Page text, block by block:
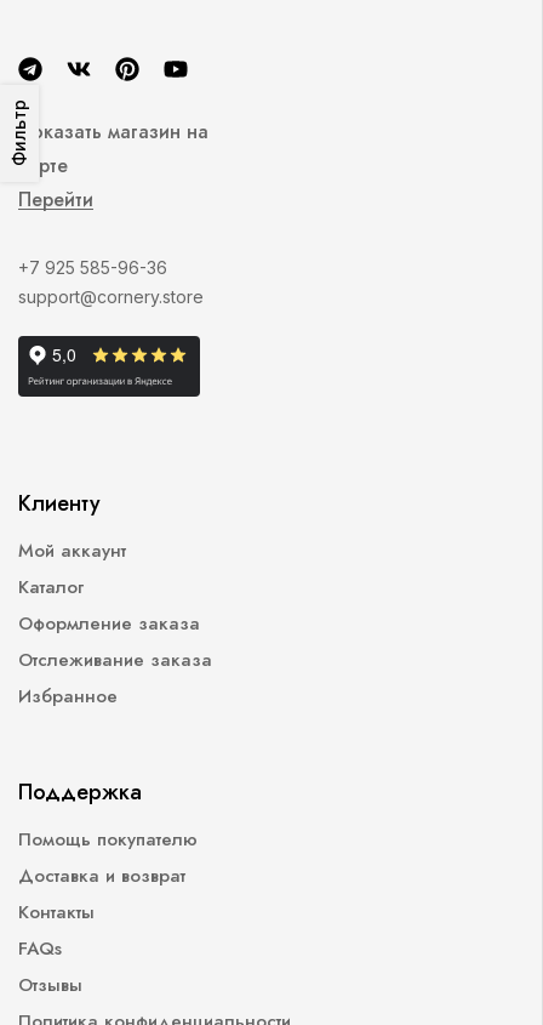
ФильтрПоказать магазин на
карте
Перейти
+7 925 585-96-36
support@cornery.store
Клиенту
Мой аккаунт
Каталог
Оформление заказа
Отслеживание заказа
Избранное
Поддержка
Помощь покупателю
Доставка и возврат
Контакты
FAQs
Отзывы